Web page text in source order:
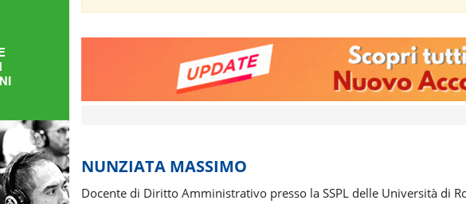
TEMATICHE
NUNZIATA MASSIMO
Docente di Diritto Amministrativo presso la SSPL delle Università di